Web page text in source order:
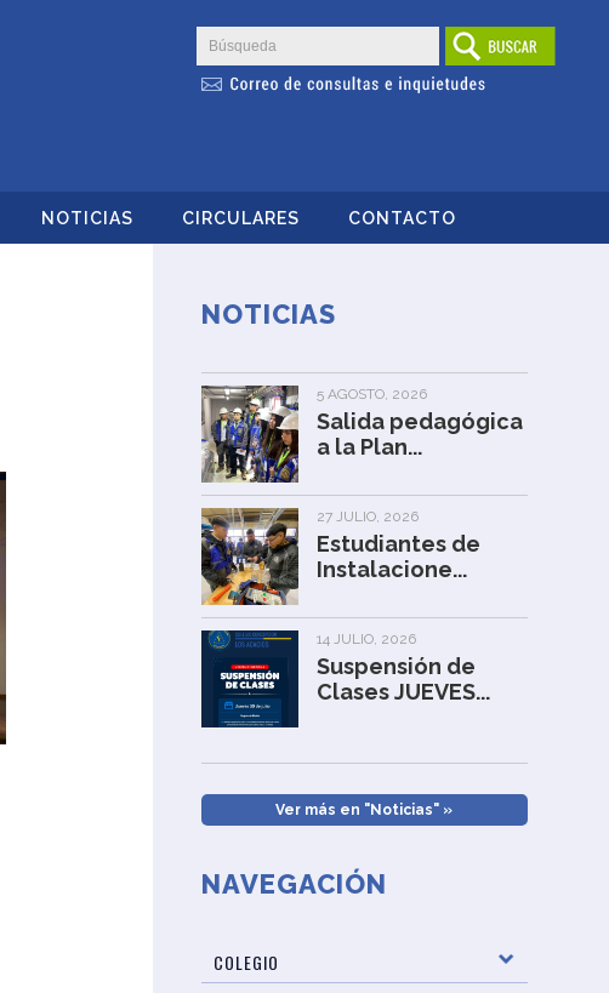
NOTICIAS CIRCULARES CONTACTO
NOTICIAS
5 AGOSTO, 2026
Salida pedagógica
a la Plan...
27 JULIO, 2026
Estudiantes de
Instalacione...
14 JULIO, 2026
Suspensión de
Clases JUEVES...
Ver más en "Noticias" »
NAVEGACIÓN
COLEGIO